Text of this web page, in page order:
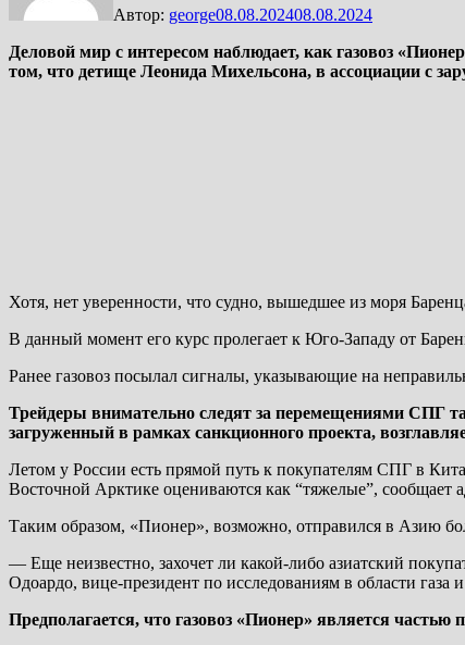
Автор: george08.08.202408.08.2024
Деловой мир с интересом наблюдает, как газовоз
том, что детище Леонида Михельсона, в ассоциации с
Хотя, нет уверенности, что судно, вышедшее из моря
В данный момент его курс пролегает к Юго-Западу от
Ранее газовоз посылал сигналы, указывающие на
Трейдеры внимательно следят за перемещениями СПГ
загруженный в рамках санкционного проекта,
Летом у России есть прямой путь к покупателям СПГ в
Восточной Арктике оцениваются как “тяжелые”, сообщает
Таким образом, «Пионер», возможно, отправился в Азию
— Еще неизвестно, захочет ли какой-либо азиатский
Одоардо, вице-президент по исследованиям в области
Предполагается, что газовоз «Пионер» является